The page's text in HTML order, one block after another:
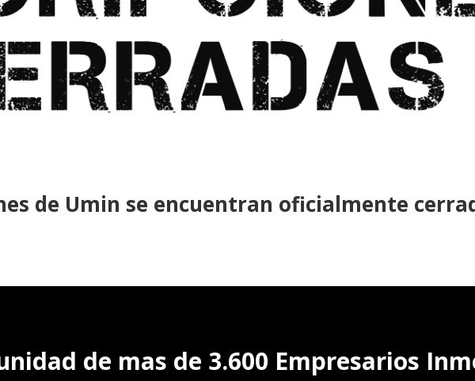
de Umin se encuentran oficialmente
de mas de 3.600 Empresarios